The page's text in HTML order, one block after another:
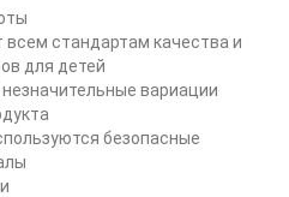
всем стандартам качества и
для детей
вариации
безопасные